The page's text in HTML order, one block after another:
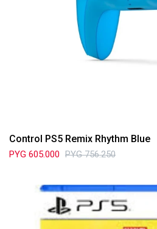
Control PS5 Remix Rhythm Blue
PYG 605.000 PYG 756.250